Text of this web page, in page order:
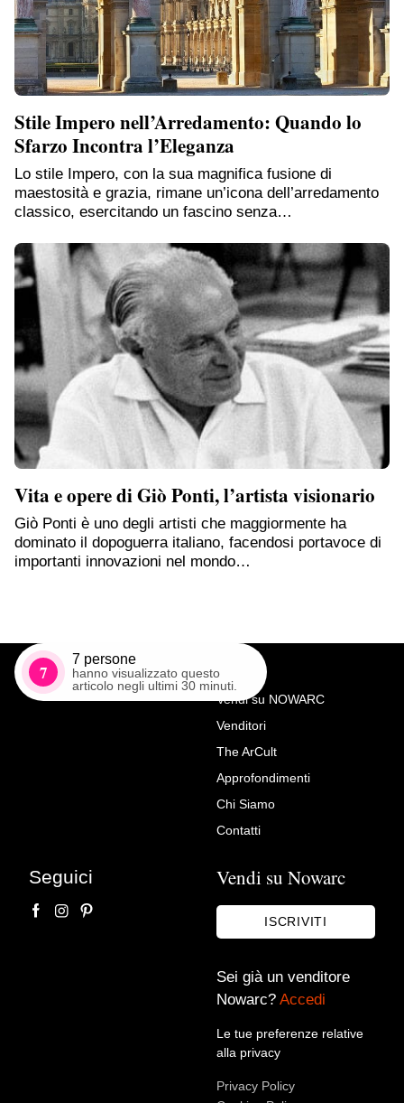
Stile Impero nell’Arredamento: Quando lo
Sfarzo Incontra l’Eleganza
Lo stile Impero, con la sua magnifica fusione di
maestosità e grazia, rimane un’icona dell’arredamento
classico, esercitando un fascino senza…
Vita e opere di Giò Ponti, l’artista visionario
Giò Ponti è uno degli artisti che maggiormente ha
dominato il dopoguerra italiano, facendosi portavoce di
importanti innovazioni nel mondo…
7
7 persone
hanno visualizzato questo
articolo negli ultimi 30 minuti.
Richiedi Maggiori Info su
Fregio in marmo
L'arte di arredare
Accetto le condizioni sullaprivacy policy*.
Vendi su NOWARC
Venditori
The ArCult
Approfondimenti
Chi Siamo
Contatti
Seguici Vendi su Nowarc
ISCRIVITI
Sei già un venditore
Nowarc? Accedi
Le tue preferenze relative
alla privacy
Privacy Policy